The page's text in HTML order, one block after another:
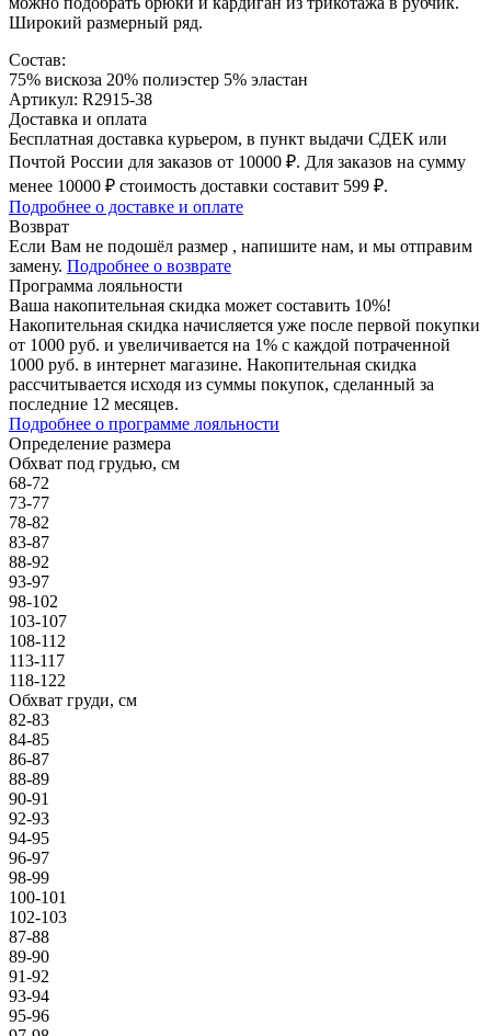
Широкий размерный ряд.
Состав:
75% вискоза 20% полиэстер 5% эластан
Артикул: R2915-38
Доставка и оплата
Бесплатная доставка курьером, в пункт выдачи СДЕК или
Почтой России для заказов от 10000 ₽. Для заказов на сумму
менее 10000 ₽ стоимость доставки составит 599 ₽.
Подробнее о доставке и оплате
Возврат
Если Вам не подошёл размер , напишите нам, и мы отправим
замену. Подробнее о возврате
Программа лояльности
Ваша накопительная скидка может составить 10%!
Накопительная скидка начисляется уже после первой покупки
от 1000 руб. и увеличивается на 1% с каждой потраченной
1000 руб. в интернет магазине. Накопительная скидка
рассчитывается исходя из суммы покупок, сделанный за
последние 12 месяцев.
Подробнее о программе лояльности
Определение размера
Обхват под грудью, см
68-72
73-77
78-82
83-87
88-92
93-97
98-102
103-107
108-112
113-117
118-122
Обхват груди, см
82-83
84-85
86-87
88-89
90-91
92-93
94-95
96-97
98-99
100-101
102-103
87-88
89-90
91-92
93-94
95-96